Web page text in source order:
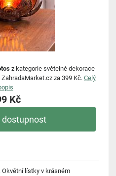
z kategorie světelné dekorace
za 399 Kč. Celý
Kč
dostupnost
Okvětní lístky v krásném